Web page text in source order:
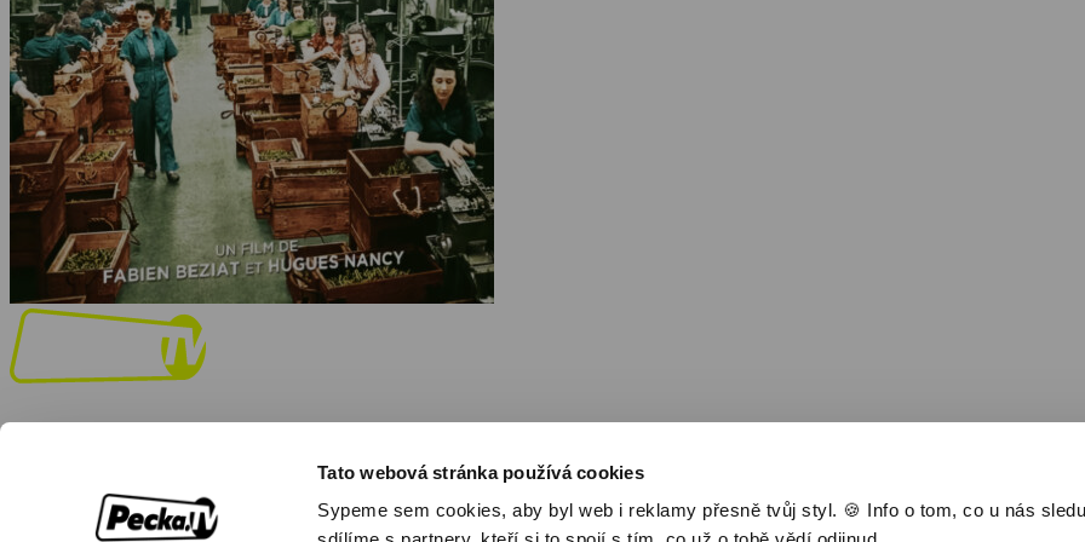
Tato webová stránka používá cookies
Sypeme sem cookies, aby byl web i reklamy přesně tvůj styl. 🍪 Info o tom, co u nás
Facebook
Můj účet